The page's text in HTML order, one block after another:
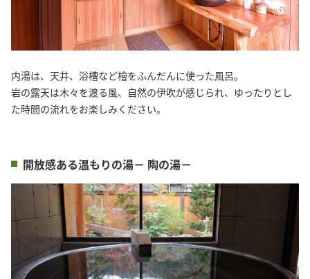
内湯は、天井、浴槽など檜をふんだんに使った風呂。
岩の露天は木々を渡る風、自然の伊吹が感じられ、ゆったりとし
た時間の流れをお楽しみください。
開放感ある温もりの湯－ 陶の湯－